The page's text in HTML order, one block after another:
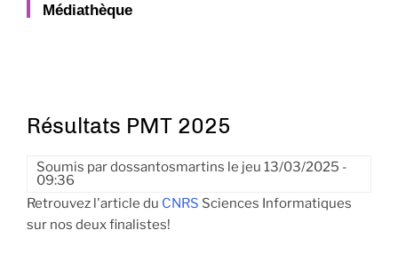
Médiathèque
Résultats PMT 2025
Soumis pardossantosmartins le jeu 13/03/2025 -
09:36
Retrouvez l'article du CNRS Sciences Informatiques
sur nos deux finalistes!